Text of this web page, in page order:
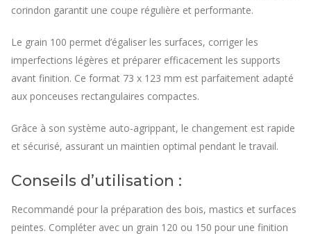
corindon garantit une coupe régulière et performante.
Le grain 100 permet d’égaliser les surfaces, corriger les
imperfections légères et préparer efficacement les supports
avant finition. Ce format 73 x 123 mm est parfaitement adapté
aux ponceuses rectangulaires compactes.
Grâce à son système auto-agrippant, le changement est rapide
et sécurisé, assurant un maintien optimal pendant le travail.
Conseils d’utilisation :
Recommandé pour la préparation des bois, mastics et surfaces
peintes. Compléter avec un grain 120 ou 150 pour une finition